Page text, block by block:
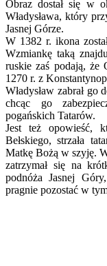
Obraz dostał się w
Władysława, który
Jasnej Górze.
W 1382 r. ikona
Wzmiankę taką
ruskie zaś podają, że
1270 r. z
Władysław zabrał go
chcąc go
pogańskich Tatarów.
Jest też opowieść,
Bełskiego, strzała
Matkę Bożą w szyję.
zatrzymał się na
podnóża Jasnej
pragnie pozostać w